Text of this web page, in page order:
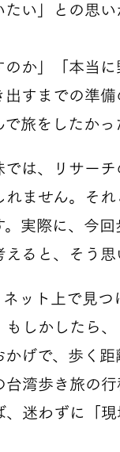
い」との思い
か」「本当
すまでの準
旅をしたかっ
は、リサー
ません。そ
実際に、今
ると、そう思
ット上で見
しかしたら
げで、歩く
湾歩き旅の
迷わずに「